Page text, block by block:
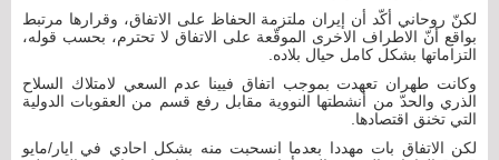
لكنّ روحاني أكّد أن إيران ملتزمة الحفاظ على الاتفاق، وقرارها مرتبط
بواقع أنّ الاطراف الاخرى الموقّعة على الاتفاق لا تحترم، بحسب قوله،
التزاماتها بشكل كامل حيال بلاده.
وكانت طهران تعهدت بموجب اتفاق فيينا عدم السعي لامتلاك السلاح
الذري والحدّ من أنشطتها النووية مقابل رفع قسم من العقوبات الدولية
التي تخنق اقتصادها.
لكن الاتفاق بات مهددا بعدما انسحبت منه بشكل احادي في ايار/مايو